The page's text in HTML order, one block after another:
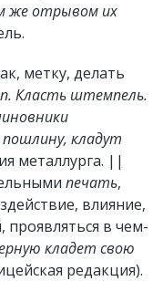
же отрывом их
метку, делать
Класть штемпель.
кладут
металлурга. ||
печать,
влияние,
проявляться в чем-
кладет свою
редакция).